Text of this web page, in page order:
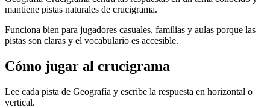
mantiene pistas naturales de crucigrama.
Funciona bien para jugadores casuales, familias y aulas porque las
pistas son claras y el vocabulario es accesible.
Cómo jugar al crucigrama
Lee cada pista de Geografía y escribe la respuesta en horizontal o
vertical.